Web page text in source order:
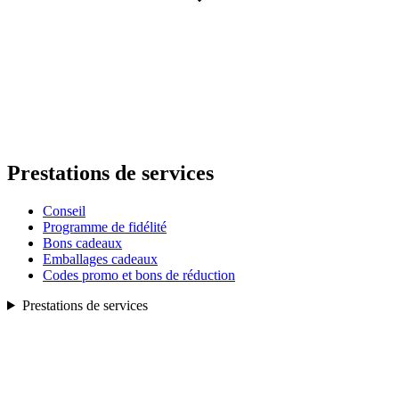
Prestations de services
Conseil
Programme de fidélité
Bons cadeaux
Emballages cadeaux
Codes promo et bons de réduction
Prestations de services